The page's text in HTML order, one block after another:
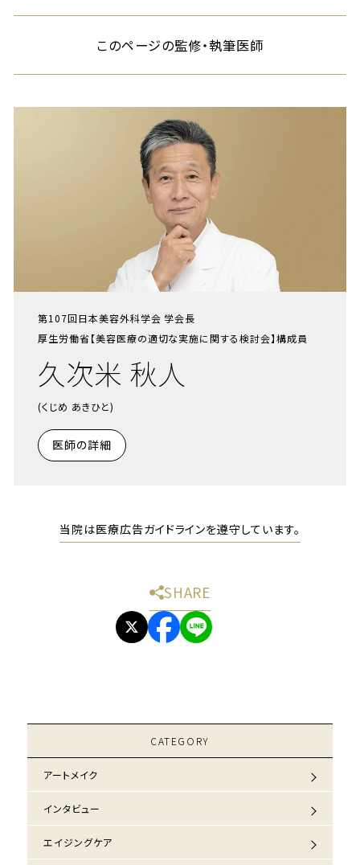
このページの監修・執筆医師
第107回日本美容外科学会 学会長
厚生労働省【美容医療の適切な実施に関する検討会】構成員
久次米 秋人
(くじめ あきひと)
医師の詳細
当院は医療広告ガイドラインを遵守しています。
SHARE
CATEGORY
アートメイク
インタビュー
エイジングケア